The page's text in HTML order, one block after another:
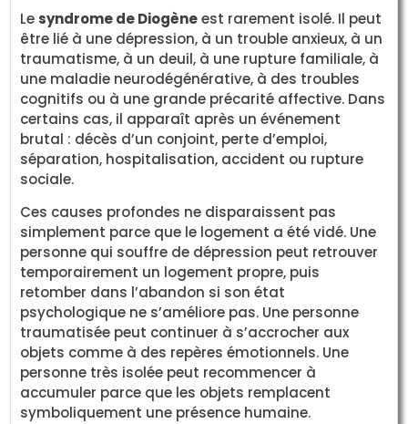
Le syndrome de Diogèneest rarement isolé. Il peut
être lié à une dépression, à un trouble anxieux, à un
traumatisme, à un deuil, à une rupture familiale, à
une maladie neurodégénérative, à des troubles
cognitifs ou à une grande précarité affective. Dans
certains cas, il apparaît après un événement
brutal : décès d’un conjoint, perte d’emploi,
séparation, hospitalisation, accident ou rupture
sociale.
Ces causes profondes ne disparaissent pas
simplement parce que le logement a été vidé. Une
personne qui souffre de dépression peut retrouver
temporairement un logement propre, puis
retomber dans l’abandon si son état
psychologique ne s’améliore pas. Une personne
traumatisée peut continuer à s’accrocher aux
objets comme à des repères émotionnels. Une
personne très isolée peut recommencer à
accumuler parce que les objets remplacent
symboliquement une présence humaine.